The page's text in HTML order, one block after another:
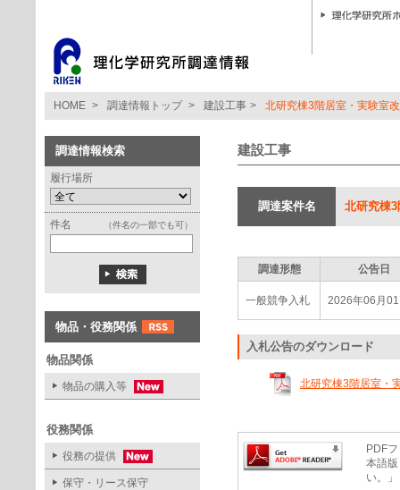
HOME > 調達情報トップ > 建設工事 > 北研究棟3階居室・実験室
調達情報検索
履行場所
件名 （件名の一部でも可）
物品・役務関係
物品関係
物品の購入等
役務関係
役務の提供
保守・リース保守
建設工事
調達案件名 北研究棟
調達形態 公告日
一般競争入札 2026年06月
入札公告のダウンロード
北研究棟3階居室・
PDF
本語
い。」